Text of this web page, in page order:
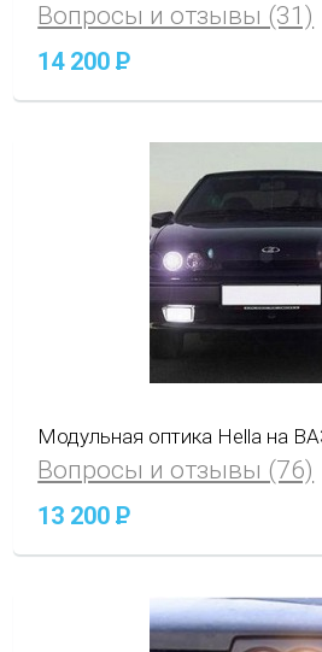
Вопросы и отзывы (31)
14 200P
Модульная оптика Hella на
Вопросы и отзывы (76)
13 200P